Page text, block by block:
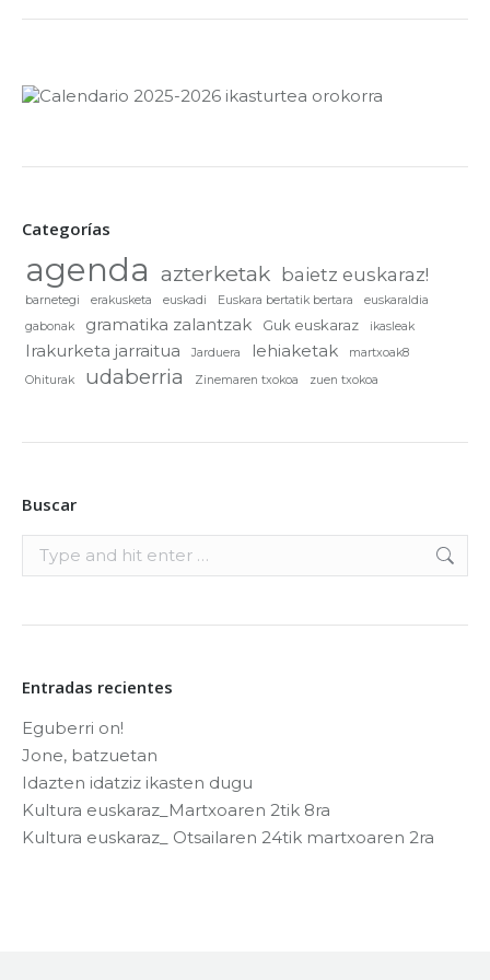
Categorías
agenda azterketak baietz euskaraz!
barnetegi erakusketa euskadi Euskara bertatik bertara
euskaraldia
gabonak
gramatika zalantzak Guk euskaraz ikasleak
Irakurketa jarraitua Jarduera lehiaketak
martxoak8
Ohiturak
udaberria Zinemaren txokoa zuen txokoa
Buscar
Search:
Entradas recientes
Eguberri on!
Jone, batzuetan
Idazten idatziz ikasten dugu
Kultura euskaraz_Martxoaren 2tik 8ra
Kultura euskaraz_ Otsailaren 24tik martxoaren 2ra